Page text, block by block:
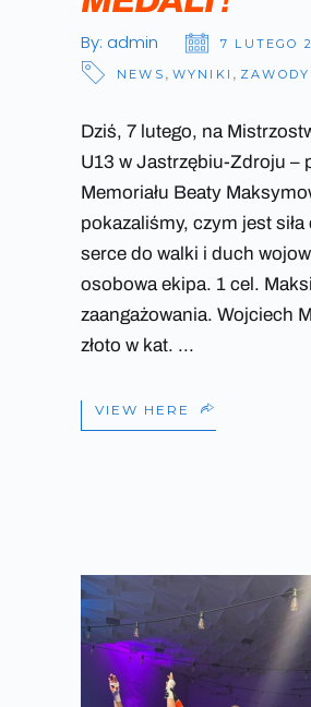
By: admin
7 LUTEGO
NEWS , WYNIKI , ZAWODY
Dziś, 7 lutego, na
U13 w Jastrzębiu-Zdroju –
Memoriału Beaty
pokazaliśmy, czym jest siła
serce do walki i duch
osobowa ekipa. 1 cel.
zaangażowania. Wojciech
złoto w kat.
VIEW HERE